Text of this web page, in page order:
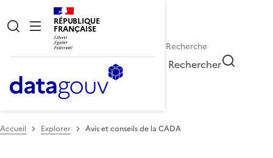
RÉPUBLIQUE
FRANÇAISE
Rechercher
Accueil Explorer Avis et conseils de la CADA